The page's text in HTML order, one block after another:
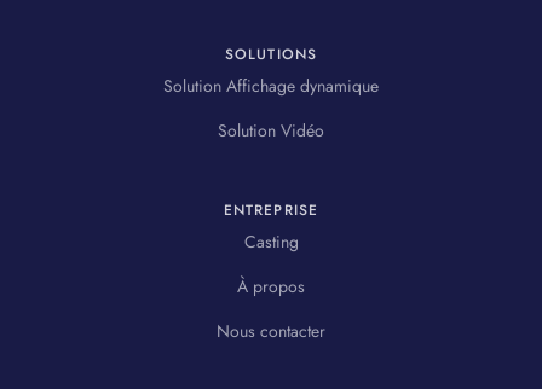
SOLUTIONS
Solution Affichage dynamique
Solution Vidéo
ENTREPRISE
Casting
À propos
Nous contacter